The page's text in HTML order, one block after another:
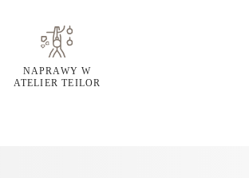
NAPRAWY W
ATELIER TEILOR